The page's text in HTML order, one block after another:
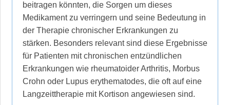
beitragen könnten, die Sorgen um dieses
Medikament zu verringern und seine Bedeutung in
der Therapie chronischer Erkrankungen zu
stärken. Besonders relevant sind diese Ergebnisse
für Patienten mit chronischen entzündlichen
Erkrankungen wie rheumatoider Arthritis, Morbus
Crohn oder Lupus erythematodes, die oft auf eine
Langzeittherapie mit Kortison angewiesen sind.